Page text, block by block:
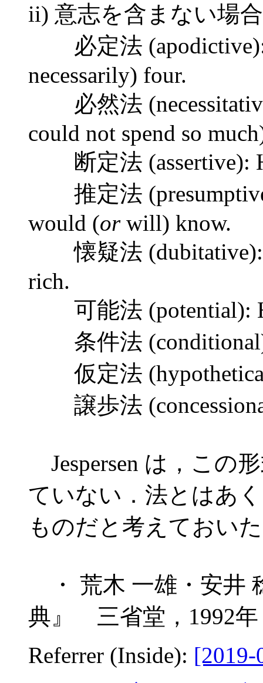
ii) 意志を含まない場合
必定法 (apodictive):
necessarily) four.
必然法
could not spend so
断定法 (assertive):
推定法
would (orwill) know.
懐疑法 (dubitative):
rich.
可能法 (potential):
条件法
仮定法
譲歩法
Jespersen は，この
ていない．法とはあ
ものだと考えておい
・ 荒木 一雄・安井
典』 三省堂，1992年
Referrer (Inside): [2019-